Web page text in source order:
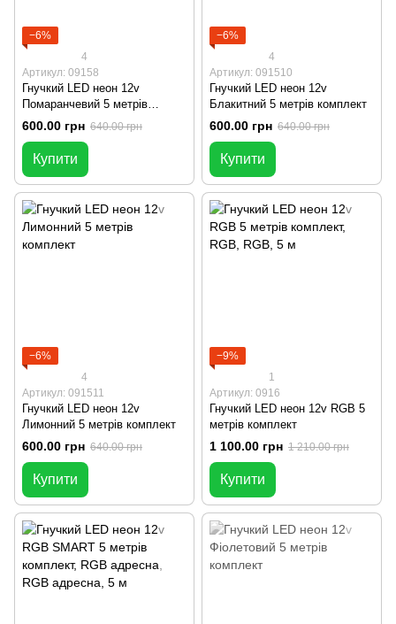
−6%
4
Артикул: 09158
Гнучкий LED неон 12v
Помаранчевий 5 метрів
комплект
600.00 грн 640.00 грн
Купити
−6%
4
Артикул: 091510
Гнучкий LED неон 12v
Блакитний 5 метрів комплект
600.00 грн 640.00 грн
Купити
−6%
4
Артикул: 091511
Гнучкий LED неон 12v
Лимонний 5 метрів комплект
600.00 грн 640.00 грн
Купити
−9%
1
Артикул: 0916
Гнучкий LED неон 12v RGB 5
метрів комплект
1 100.00 грн 1 210.00 грн
Купити